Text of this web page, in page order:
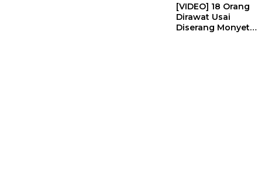
[VIDEO] 18 Orang
Dirawat Usai
Diserang Monyet